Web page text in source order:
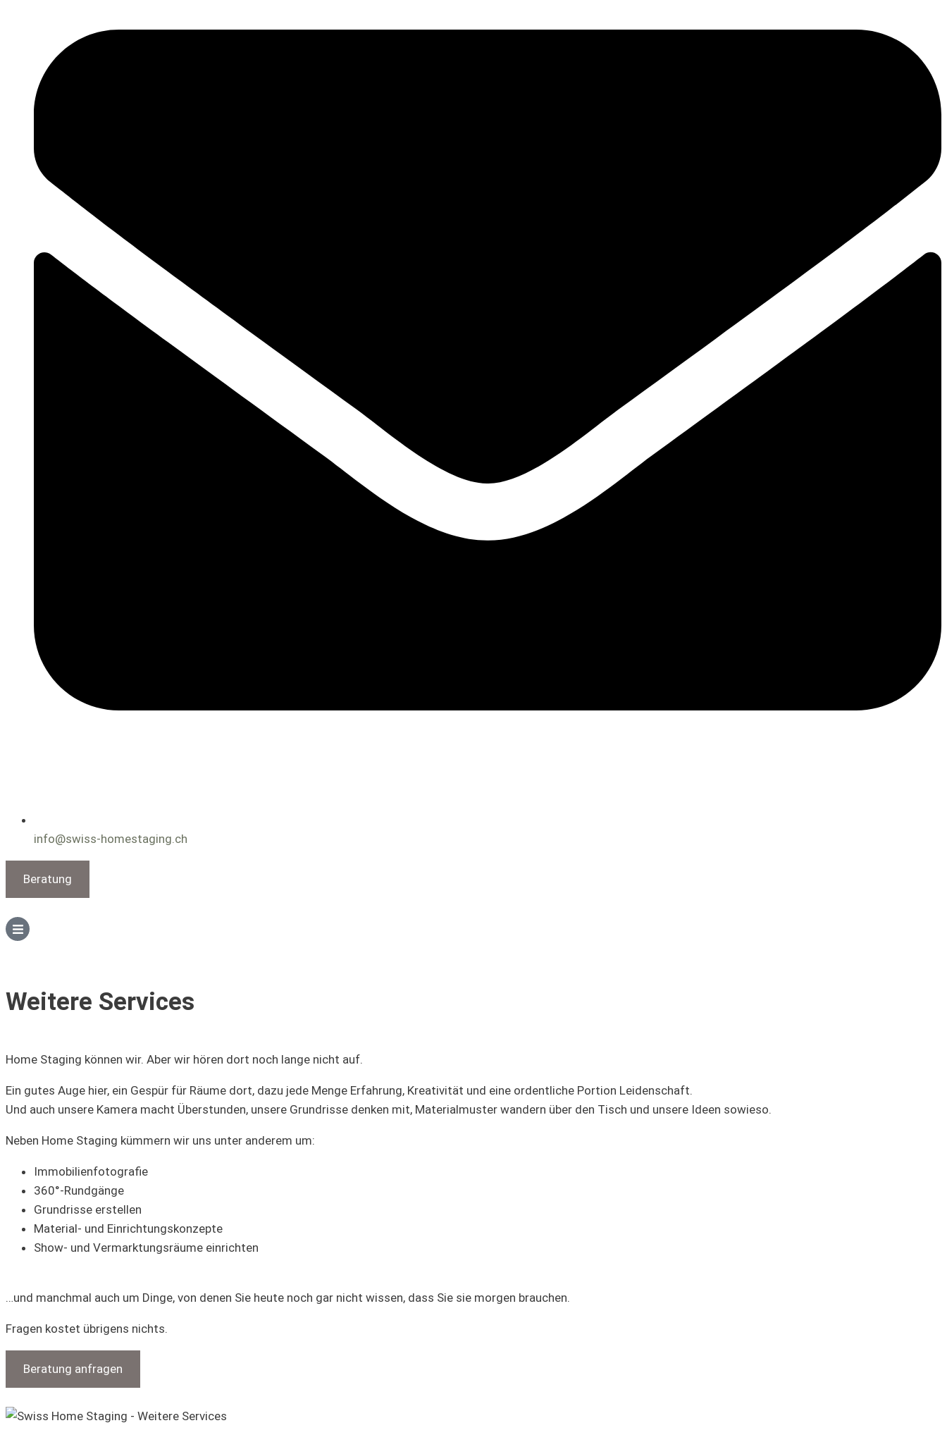
info@swiss-homestaging.ch
Beratung
Weitere Services
Home Staging können wir. Aber wir hören dort noch lange nicht auf.
Ein gutes Auge hier, ein Gespür für Räume dort, dazu jede Menge Erfahrung, Kreativität und eine ordentliche Portion Leidenschaft.
Und auch unsere Kamera macht Überstunden, unsere Grundrisse denken mit, Materialmuster wandern über den Tisch und unsere Ideen sowieso.
Neben Home Staging kümmern wir uns unter anderem um:
Immobilienfotografie
360°-Rundgänge
Grundrisse erstellen
Material- und Einrichtungskonzepte
Show- und Vermarktungsräume einrichten
…und manchmal auch um Dinge, von denen Sie heute noch gar nicht wissen, dass Sie sie morgen brauchen.
Fragen kostet übrigens nichts.
Beratung anfragen